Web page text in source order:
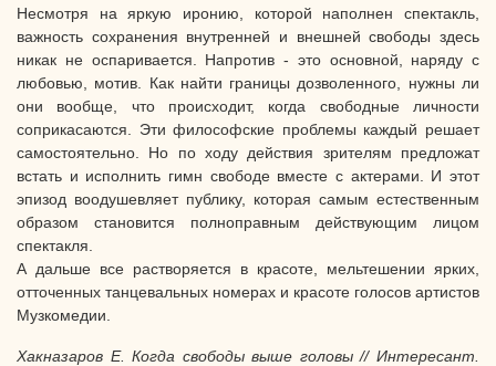
Несмотря на яркую иронию, которой наполнен спектакль,
важность сохранения внутренней и внешней свободы здесь
никак не оспаривается. Напротив - это основной, наряду с
любовью, мотив. Как найти границы дозволенного, нужны ли
они вообще, что происходит, когда свободные личности
соприкасаются. Эти философские проблемы каждый решает
самостоятельно. Но по ходу действия зрителям предложат
встать и исполнить гимн свободе вместе с актерами. И этот
эпизод воодушевляет публику, которая самым естественным
образом становится полноправным действующим лицом
спектакля.
А дальше все растворяется в красоте, мельтешении ярких,
отточенных танцевальных номерах и красоте голосов артистов
Музкомедии.
Хакназаров Е. Когда свободы выше головы // Интересант.